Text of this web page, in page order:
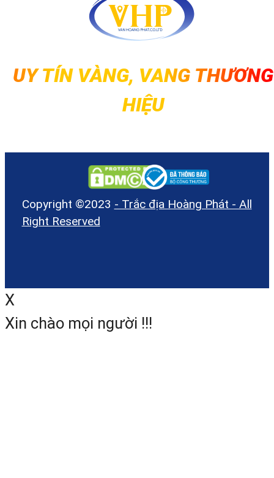
UY TÍN VÀNG, VANG THƯƠNG
HIỆU
Copyright ©2023 - Trắc địa Hoàng Phát - All
Right Reserved
X
Xin chào mọi người !!!